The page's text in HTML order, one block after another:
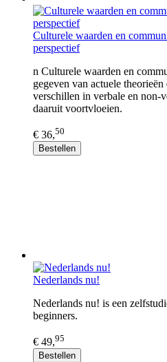
Culturele waarden en
perspectief
n Culturele waarden en
gegeven van actuele
verschillen in verbale en non-
daaruit voortvloeien.
€ 36,50
Bestellen
Nederlands nu!
Nederlands nu! is een
beginners.
€ 49,95
Bestellen